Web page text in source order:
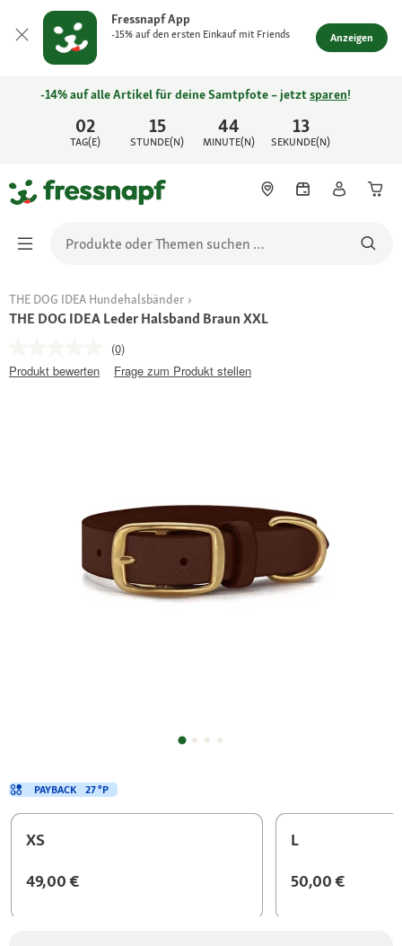
Fressnapf App
-15% auf den ersten Einkauf mit Friends Anzeigen
02
TAG(E)
15
STUNDE(N)
44
MINUTE(N)
13
SEKUNDE(N)
-14% auf alle Artikel für deine Samtpfote – jetztsparen!
THE DOG IDEA Hundehalsbänder
THE DOG IDEA Leder Halsband Braun XXL
(0)
Produkt bewerten
Frage zum Produkt stellen
XS
49,00 €
L
50,00 €
PAYBACK 27 °P